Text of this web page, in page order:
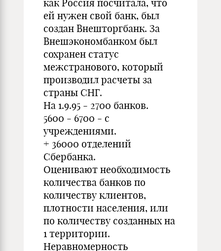
как Россия посчитала, что
ей нужен свой банк, был
создан Внешторгбанк. За
Внешэкономбанком был
сохранен статус
межстранового, который
производил расчеты за
страны СНГ.
На 1.9.95 - 2700 банков.
5600 - 6700 - с
учреждениями.
+ 36000 отделений
Сбербанка.
Оценивают необходимость
количества банков по
количеству клиентов,
плотности населения, или
по количеству созданных на
1 территории.
Неравномерность